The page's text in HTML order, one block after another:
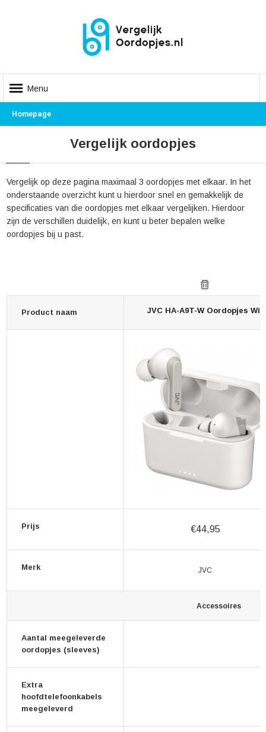
Menu
Homepage
Vergelijk oordopjes
Vergelijk op deze pagina maximaal 3 oordopjes met elkaar. In het
onderstaande overzicht kunt u hierdoor snel en gemakkelijk de
specificaties van die oordopjes met elkaar vergelijken. Hierdoor
zijn de verschillen duidelijk, en kunt u beter bepalen welke
oordopjes bij u past.
Product naam JVC HA-A9T-W Oordopjes Wit
Prijs €44,95
Merk JVC
Accessoires
Aantal meegeleverde
oordopjes (sleeves)
Extra
hoofdtelefoonkabels
meegeleverd